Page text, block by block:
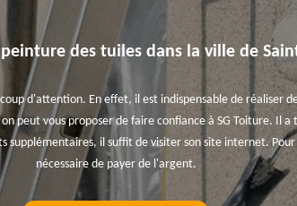
des tuiles dans la ville de
d'attention. En effet, il est indispensable de réaliser
peut vous proposer de faire confiance à SG Toiture. Il
supplémentaires, il suffit de visiter son site internet.
nécessaire de payer de l'argent.